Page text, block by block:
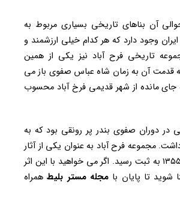
آن بناهای تاریخی بسیاری مربوط به
وجود دارد که هر کدام خیلی ارزشمند و
تاریخی فرح آباد نیز یکی از همین
قدمت آن به زمان شاه عباس صفوی باز می
جای مانده از شهر قدیمی فرخ آباد محسوب
در دوران صفوی بندر پر رونقی بود که به
مجموعه فرح آباد به عنوان یکی از آثار
ملی ایران در سال ۱۳۵۵ به ثبت رسید. اگر می خواهید با این اثر
شوید تا پایان بامجله مستر بلیطهمراه